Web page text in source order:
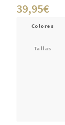
39,95€
Colores
Tallas